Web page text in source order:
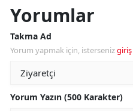
Yorumlar
Takma Ad
Yorum yapmak için, istersenizgiriş
Yorum Yazın (500 Karakter)